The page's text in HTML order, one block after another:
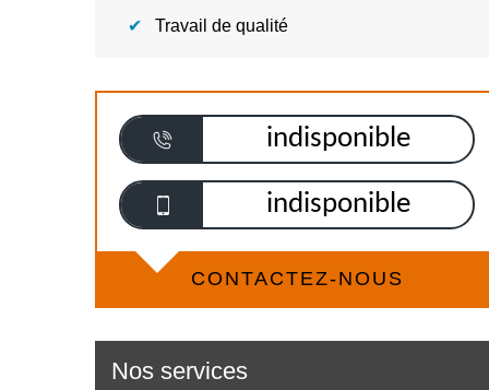
Travail de qualité
indisponible
indisponible
CONTACTEZ-NOUS
Nos services